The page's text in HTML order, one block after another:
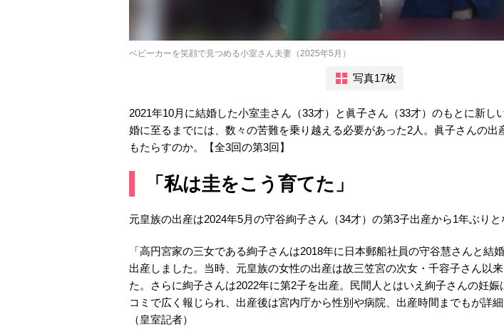
ベビーカーを笑顔で見つめる小室さん夫妻（2025年5月）
写真17枚
2021年10月に結婚した小室圭さん（33才）と眞子さん（33才）のもとに新し
婚に至るまでには、数々の苦難を乗り越える必要があった2人。眞子さんの出
もたらすのか。【全3回の第3回】
「私は圭をこう育てた」
元皇族の出産は2024年5月の守谷絢子さん（34才）の第3子出産から1年ぶりと
「高円宮家の三女である絢子さんは2018年に日本郵船社員の守谷慧さんと結
出産しました。当時、元皇族の女性の出産は故三笠宮の次女・千容子さん以
た。さらに絢子さんは2022年に第2子を出産。民間人とはいえ絢子さんの妊娠
コミで広く報じられ、出産後は宮内庁から性別や病院、出産時間までもが詳細
（皇室記者）